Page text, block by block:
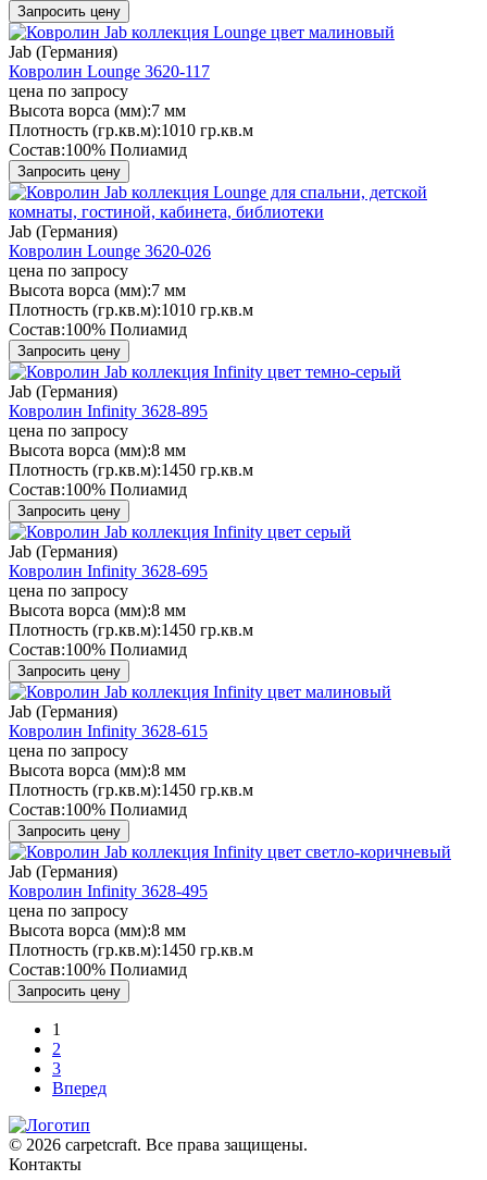
Запросить цену
Jab (Германия)
Ковролин Lounge 3620-117
цена по запросу
Высота ворса (мм):7 мм
Плотность (гр.кв.м):1010 гр.кв.м
Состав:100% Полиамид
Запросить цену
Jab (Германия)
Ковролин Lounge 3620-026
цена по запросу
Высота ворса (мм):7 мм
Плотность (гр.кв.м):1010 гр.кв.м
Состав:100% Полиамид
Запросить цену
Jab (Германия)
Ковролин Infinity 3628-895
цена по запросу
Высота ворса (мм):8 мм
Плотность (гр.кв.м):1450 гр.кв.м
Состав:100% Полиамид
Запросить цену
Jab (Германия)
Ковролин Infinity 3628-695
цена по запросу
Высота ворса (мм):8 мм
Плотность (гр.кв.м):1450 гр.кв.м
Состав:100% Полиамид
Запросить цену
Jab (Германия)
Ковролин Infinity 3628-615
цена по запросу
Высота ворса (мм):8 мм
Плотность (гр.кв.м):1450 гр.кв.м
Состав:100% Полиамид
Запросить цену
Jab (Германия)
Ковролин Infinity 3628-495
цена по запросу
Высота ворса (мм):8 мм
Плотность (гр.кв.м):1450 гр.кв.м
Состав:100% Полиамид
Запросить цену
1
2
3
Вперед
© 2026 carpetcraft. Все права защищены.
Контакты